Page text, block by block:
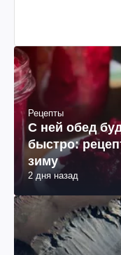
Рецепты
С ней обед
быстро:
зиму
2 дня назад